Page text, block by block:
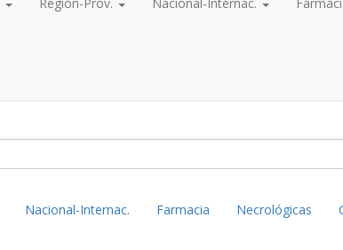
Nacional-Internac. Farmacia Necrológicas